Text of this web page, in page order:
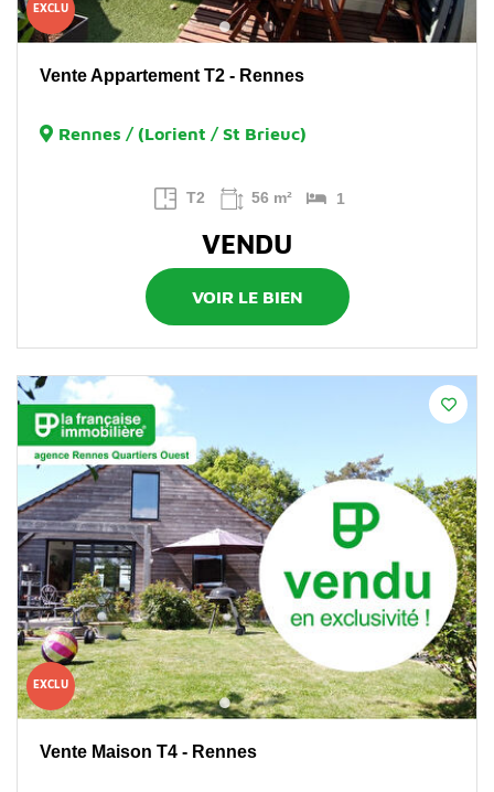
EXCLU
Vente Appartement T2 - Rennes
Rennes / (Lorient / St Brieuc)
T2 56 m² 1
VENDU
VOIR LE BIEN
EXCLU
Vente Maison T4 - Rennes